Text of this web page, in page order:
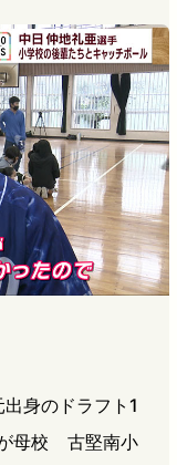
身のドラフト1
母校 古堅南小